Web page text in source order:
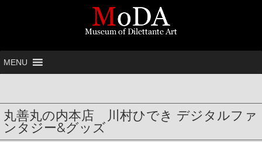
MENU
丸善丸の内本店 川村ひでき デジタルファ
ンタジー&グッズ